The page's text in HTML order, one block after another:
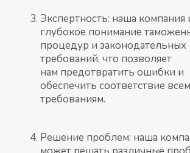
Экспертность: наша компания
глубокое понимание
процедур и законодательных
требований, что позволяет
нам предотвратить ошибки и
обеспечить соответствие всем
требованиям.
Решение проблем: наша